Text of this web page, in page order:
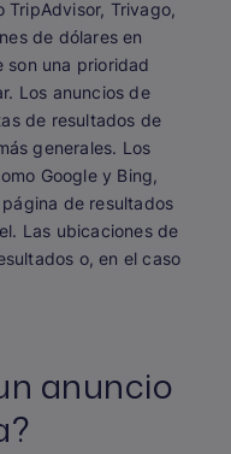
TripAdvisor, Trivago,
de dólares en
son una prioridad
Los anuncios de
de resultados de
generales. Los
Google y Bing,
de resultados
Las ubicaciones de
o, en el caso
anuncio